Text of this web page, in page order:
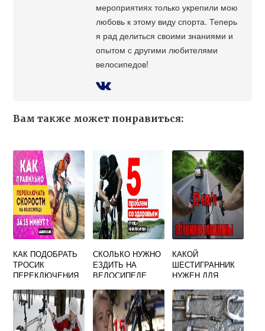
мероприятиях только укрепили мою
любовь к этому виду спорта. Теперь
я рад делиться своими знаниями и
опытом с другими любителями
велосипедов!
Вам также может понравиться:
КАК ПОДОБРАТЬ
ТРОСИК
ПЕРЕКЛЮЧЕНИЯ
ВЕЛОСИПЕДЕ
СКОЛЬКО НУЖНО
ЕЗДИТЬ НА
ВЕЛОСИПЕДЕ
500 КАЛОРИЙ
КАКОЙ
ШЕСТИГРАННИК
НУЖЕН ДЛЯ